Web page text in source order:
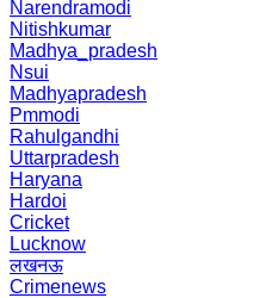
Narendramodi
Nitishkumar
Madhya_pradesh
Nsui
Madhyapradesh
Pmmodi
Rahulgandhi
Uttarpradesh
Haryana
Hardoi
Cricket
Lucknow
लखनऊ
Crimenews